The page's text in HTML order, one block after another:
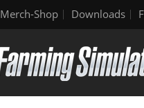
Merch-Shop Downloads